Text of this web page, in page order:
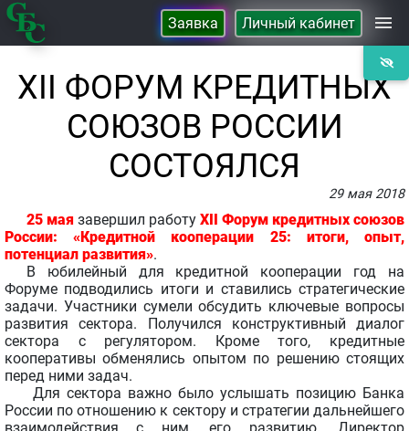
Заявка Личный кабинет
Займы
Сбережения
О Кооперативе
XII ФОРУМ КРЕДИТНЫХ
СОЮЗОВ РОССИИ
СОСТОЯЛСЯ
29 мая 2018
25 мая завершил работу XII Форум кредитных союзов
России: «Кредитной кооперации 25: итоги, опыт,
потенциал развития».
В юбилейный для кредитной кооперации год на
Форуме подводились итоги и ставились стратегические
задачи. Участники сумели обсудить ключевые вопросы
развития сектора. Получился конструктивный диалог
сектора с регулятором. Кроме того, кредитные
кооперативы обменялись опытом по решению стоящих
перед ними задач.
Для сектора важно было услышать позицию Банка
России по отношению к сектору и стратегии дальнейшего